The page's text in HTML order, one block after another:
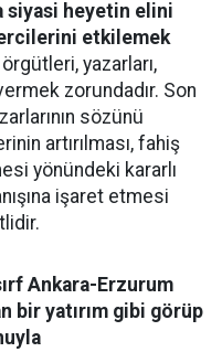
siyasi heyetin elini
etkilemek
yazarları,
zorundadır. Son
sözünü
artırılması, fahiş
yönündeki kararlı
işaret etmesi
Ankara-Erzurum
bir yatırım gibi görüp